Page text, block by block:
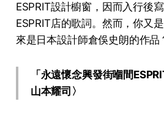
ESPRIT設計櫥窗，因而入行後
ESPRIT店的歌詞。然而，你又
來是日本設計師倉俁史朗的作品
「永遠懷念興發街嗰間
山本耀司〉